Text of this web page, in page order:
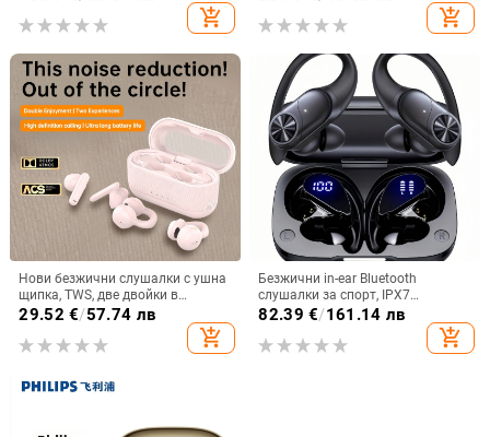
водоустойчиви, шумопотискане
за бягане
add_shopping_cart add_shopping_cart
Нови безжични слушалки с ушна
щипка, TWS, две двойки в
комплект, Bluetooth
29.52 €/57.74 лв
add_shopping_cart
Безжични in-ear Bluetooth
слушалки за спорт, IPX7
водоустойчиви, дълъг живот на
шумопотискане
82.39 €/161.14 лв
add_shopping_cart